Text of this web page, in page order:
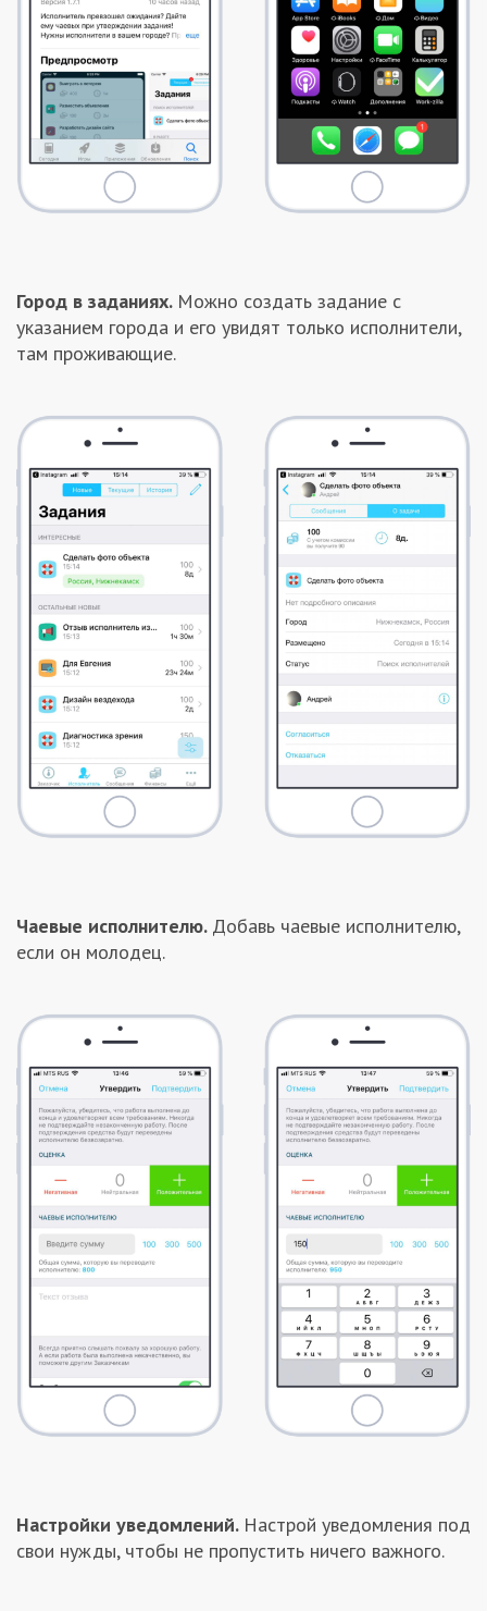
Город в заданиях. Можно создать задание с
указанием города и его увидят только исполнители,
там проживающие.
Чаевые исполнителю. Добавь чаевые исполнителю,
если он молодец.
Настройки уведомлений. Настрой уведомления под
свои нужды, чтобы не пропустить ничего важного.